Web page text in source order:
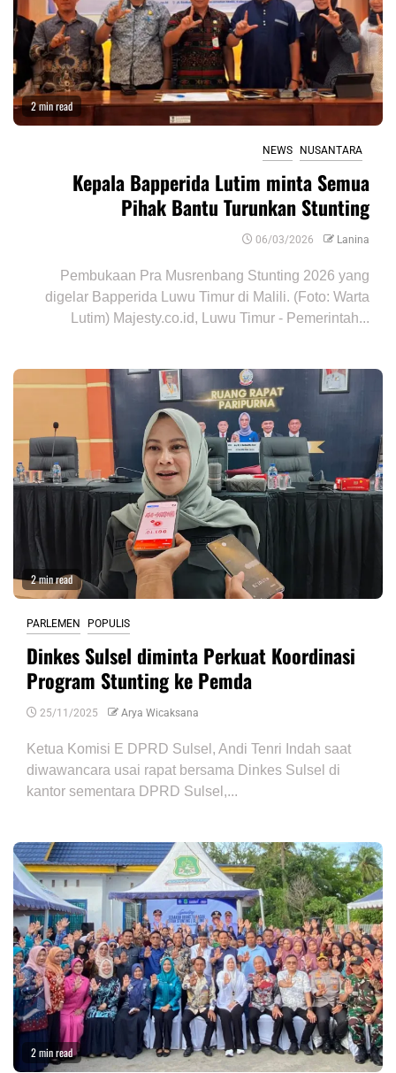
2 min read
NEWS NUSANTARA
Kepala Bapperida Lutim minta Semua
Pihak Bantu Turunkan Stunting
06/03/2026 Lanina
Pembukaan Pra Musrenbang Stunting 2026 yang
digelar Bapperida Luwu Timur di Malili. (Foto: Warta
Lutim) Majesty.co.id, Luwu Timur - Pemerintah...
2 min read
PARLEMEN POPULIS
Dinkes Sulsel diminta Perkuat Koordinasi
Program Stunting ke Pemda
25/11/2025 Arya Wicaksana
Ketua Komisi E DPRD Sulsel, Andi Tenri Indah saat
diwawancara usai rapat bersama Dinkes Sulsel di
kantor sementara DPRD Sulsel,...
2 min read